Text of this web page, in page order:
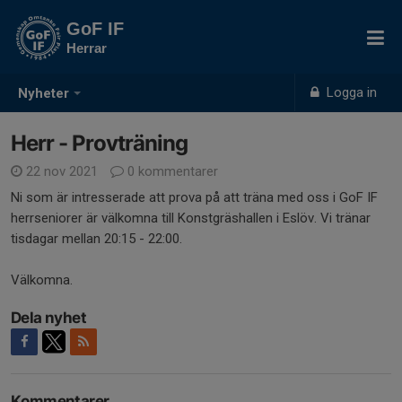
Nyheter Logga in
GoF IF
Herrar
Herr - Provträning
22 nov 2021
0 kommentarer
Ni som är intresserade att prova på att träna med oss i GoF IF
herrseniorer är välkomna till Konstgräshallen i Eslöv. Vi tränar
tisdagar mellan 20:15 - 22:00.
Välkomna.
Dela nyhet